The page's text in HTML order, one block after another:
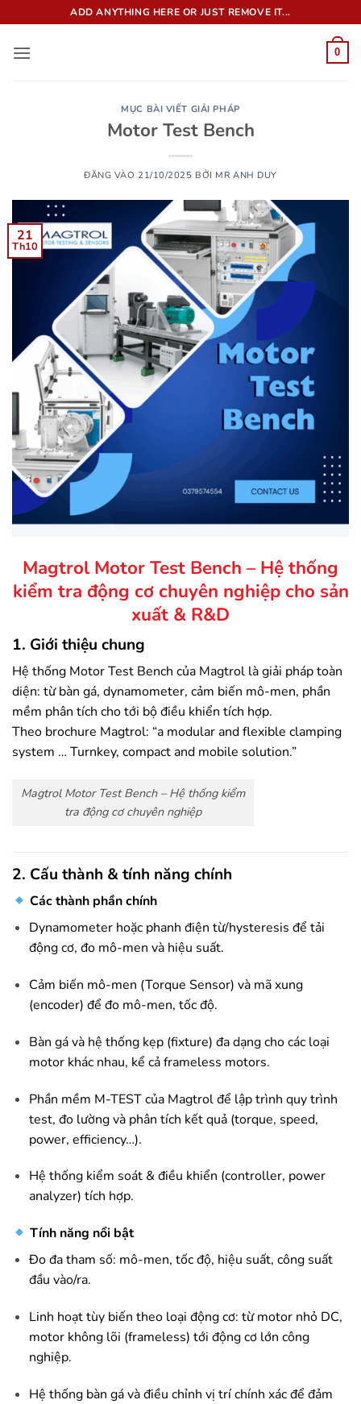
qua
nội
ADD ANYTHING HERE OR JUST REMOVE IT...
0
MỤC BÀI VIẾT GIẢI PHÁP
Motor Test Bench
ĐĂNG VÀO 21/10/2025 BỞI MR ANH DUY
21
Th10
Magtrol Motor Test Bench – Hệ thống
kiểm tra động cơ chuyên nghiệp cho sản
xuất & R&D
1. Giới thiệu chung
Hệ thống Motor Test Bench của Magtrol là giải pháp toàn
diện: từ bàn gá, dynamometer, cảm biến mô-men, phần
mềm phân tích cho tới bộ điều khiển tích hợp.
Theo brochure Magtrol: “a modular and flexible clamping
system … Turnkey, compact and mobile solution.”
Magtrol Motor Test Bench – Hệ thống kiểm
tra động cơ chuyên nghiệp
2. Cấu thành & tính năng chính
Các thành phần chính
Dynamometer hoặc phanh điện từ/hysteresis để tải
động cơ, đo mô-men và hiệu suất.
Cảm biến mô-men (Torque Sensor) và mã xung
(encoder) để đo mô-men, tốc độ.
Bàn gá và hệ thống kẹp (fixture) đa dạng cho các loại
motor khác nhau, kể cả frameless motors.
Phần mềm M-TEST của Magtrol để lập trình quy trình
test, đo lường và phân tích kết quả (torque, speed,
power, efficiency…).
Hệ thống kiểm soát & điều khiển (controller, power
analyzer) tích hợp.
Tính năng nổi bật
Đo đa tham số: mô-men, tốc độ, hiệu suất, công suất
đầu vào/ra.
Linh hoạt tùy biến theo loại động cơ: từ motor nhỏ DC,
motor không lõi (frameless) tới động cơ lớn công
nghiệp.
Hệ thống bàn gá và điều chỉnh vị trí chính xác để đảm